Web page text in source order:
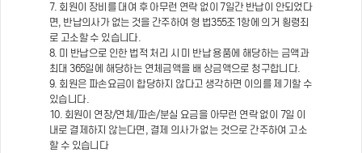
7. 회원이 장비를 대여 후 아무런 연락 없이 7일간 반납이 안되었다
면, 반납의사가 없는 것을 간주하여 형 법355조1항에 의거 횡령죄
로 고소할 수 있습니다.
8. 미 반납으로 인한 법적 처리 시 미 반납 용품에 해당하는 금액과
최대 365일에 해당하는 연체금액을 배 상금액으로 청구합니다.
9. 회원은 파손요금이 합당하지 않다고 생각하면 이의를 제기할 수
있습니다.
10. 회원이 연장/연체/파손/분실 요금을 아무런 연락 없이 7일 이
내로 결제하지 않는다면, 결제 의사가 없는 것으로 간주하여 고소
할 수 있습니다